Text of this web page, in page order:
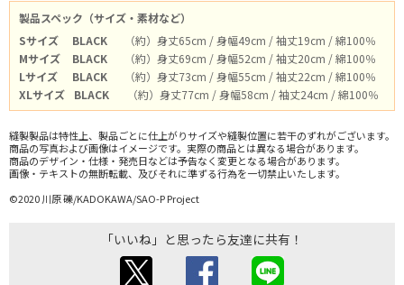
製品スペック（サイズ・素材など）
Sサイズ
BLACK
（約）身丈65cm / 身幅49cm / 袖丈19cm / 綿100％
Mサイズ
BLACK
（約）身丈69cm / 身幅52cm / 袖丈20cm / 綿100％
Lサイズ
BLACK
（約）身丈73cm / 身幅55cm / 袖丈22cm / 綿100％
XLサイズ
BLACK （約）身丈77cm / 身幅58cm / 袖丈24cm / 綿100％
縫製製品は特性上、製品ごとに仕上がりサイズや縫製位置に若干のずれがございます。
商品の写真および画像はイメージです。実際の商品とは異なる場合があります。
商品のデザイン・仕様・発売日などは予告なく変更となる場合があります。
画像・テキストの無断転載、及びそれに準ずる行為を一切禁止いたします。
©2020 川原 礫/KADOKAWA/SAO-P Project
「いいね」と思ったら友達に共有！